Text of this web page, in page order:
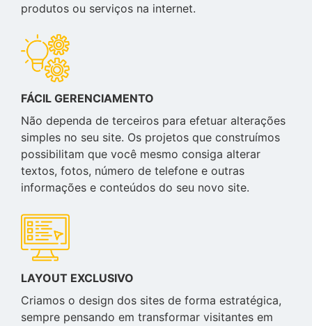
produtos ou serviços na internet.
FÁCIL GERENCIAMENTO
Não dependa de terceiros para efetuar alterações
simples no seu site. Os projetos que construímos
possibilitam que você mesmo consiga alterar
textos, fotos, número de telefone e outras
informações e conteúdos do seu novo site.
LAYOUT EXCLUSIVO
Criamos o design dos sites de forma estratégica,
sempre pensando em transformar visitantes em